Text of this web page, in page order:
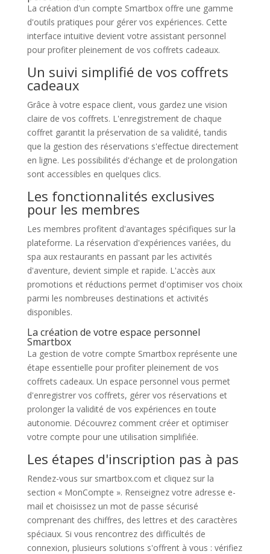
La création d'un compte Smartbox offre une gamme
d'outils pratiques pour gérer vos expériences. Cette
interface intuitive devient votre assistant personnel
pour profiter pleinement de vos coffrets cadeaux.
Un suivi simplifié de vos coffrets
cadeaux
Grâce à votre espace client, vous gardez une vision
claire de vos coffrets. L'enregistrement de chaque
coffret garantit la préservation de sa validité, tandis
que la gestion des réservations s'effectue directement
en ligne. Les possibilités d'échange et de prolongation
sont accessibles en quelques clics.
Les fonctionnalités exclusives
pour les membres
Les membres profitent d'avantages spécifiques sur la
plateforme. La réservation d'expériences variées, du
spa aux restaurants en passant par les activités
d'aventure, devient simple et rapide. L'accès aux
promotions et réductions permet d'optimiser vos choix
parmi les nombreuses destinations et activités
disponibles.
La création de votre espace personnel
Smartbox
La gestion de votre compte Smartbox représente une
étape essentielle pour profiter pleinement de vos
coffrets cadeaux. Un espace personnel vous permet
d'enregistrer vos coffrets, gérer vos réservations et
prolonger la validité de vos expériences en toute
autonomie. Découvrez comment créer et optimiser
votre compte pour une utilisation simplifiée.
Les étapes d'inscription pas à pas
Rendez-vous sur smartbox.com et cliquez sur la
section « MonCompte ». Renseignez votre adresse e-
mail et choisissez un mot de passe sécurisé
comprenant des chiffres, des lettres et des caractères
spéciaux. Si vous rencontrez des difficultés de
connexion, plusieurs solutions s'offrent à vous : vérifiez